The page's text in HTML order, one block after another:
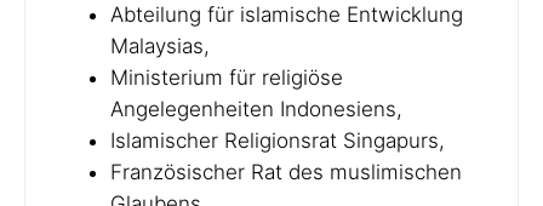
Abteilung für islamische Entwicklung
Malaysias,
Ministerium für religiöse
Angelegenheiten Indonesiens,
Islamischer Religionsrat Singapurs,
Französischer Rat des muslimischen